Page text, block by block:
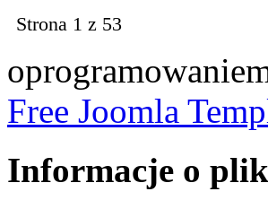
Strona 1 z 53
Free Joomla
Informacje o